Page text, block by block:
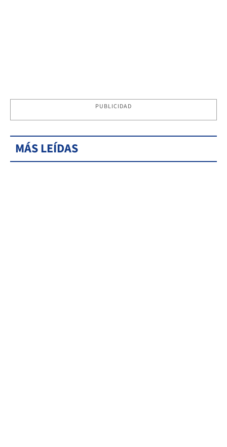
PUBLICIDAD
MÁS LEÍDAS